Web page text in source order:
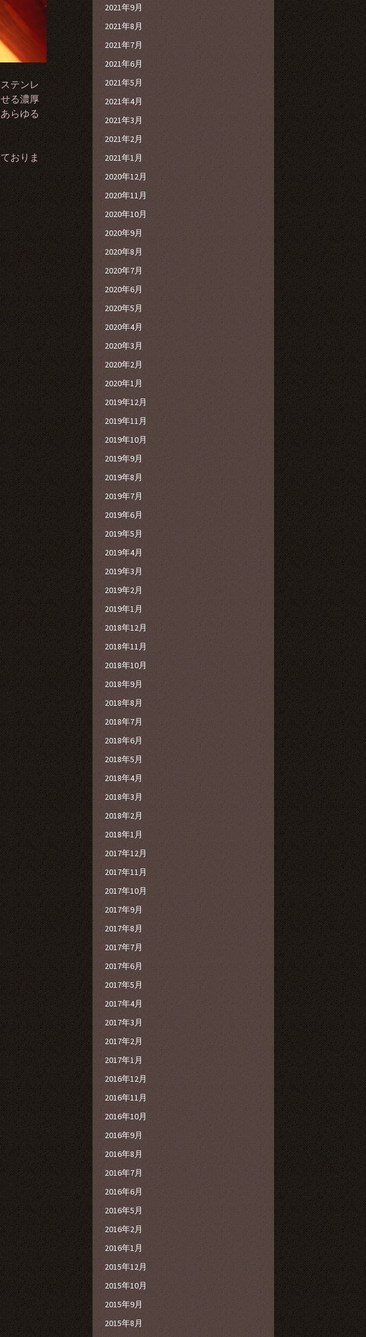
テンレ
る濃厚
らゆる
おりま
2021年9月
2021年8月
2021年7月
2021年6月
2021年5月
2021年4月
2021年3月
2021年2月
2021年1月
2020年12月
2020年11月
2020年10月
2020年9月
2020年8月
2020年7月
2020年6月
2020年5月
2020年4月
2020年3月
2020年2月
2020年1月
2019年12月
2019年11月
2019年10月
2019年9月
2019年8月
2019年7月
2019年6月
2019年5月
2019年4月
2019年3月
2019年2月
2019年1月
2018年12月
2018年11月
2018年10月
2018年9月
2018年8月
2018年7月
2018年6月
2018年5月
2018年4月
2018年3月
2018年2月
2018年1月
2017年12月
2017年11月
2017年10月
2017年9月
2017年8月
2017年7月
2017年6月
2017年5月
2017年4月
2017年3月
2017年2月
2017年1月
2016年12月
2016年11月
2016年10月
2016年9月
2016年8月
2016年7月
2016年6月
2016年5月
2016年2月
2016年1月
2015年12月
2015年10月
2015年9月
2015年8月